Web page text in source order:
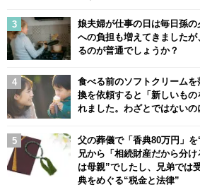
娘夫婦が仕事の日は毎日孫
への負担も増えてきました
るのが普通でしょうか？
食べる前のソフトクリーム
換を依頼すると「新しいも
れました。わざとではないの
父の葬儀で「香典80万円」を
兄から「相続財産だから分
は母親”でしたし、兄弟では
典をめぐる“税金と法律”